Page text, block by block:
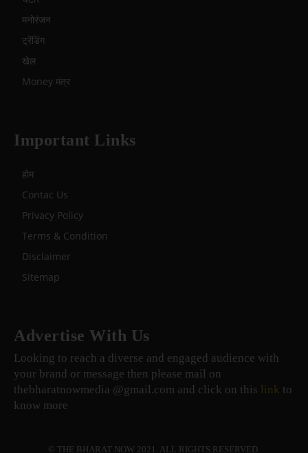
मनोरंजन
ट्रेंडिंग
खेल
Money मंत्र
Important Links
होम
Contac Us
Privacy Policy
Terms & Condition
Disclaimer
Sitemap
Advertise With Us
Looking to reach a diverse and engaged audience with
your brand or message then please mail on
thebharatnowmedia @gmail.com and click on this link to
know more
© THE BHARAT NOW 2021. ALL RIGHTS RESERVED.